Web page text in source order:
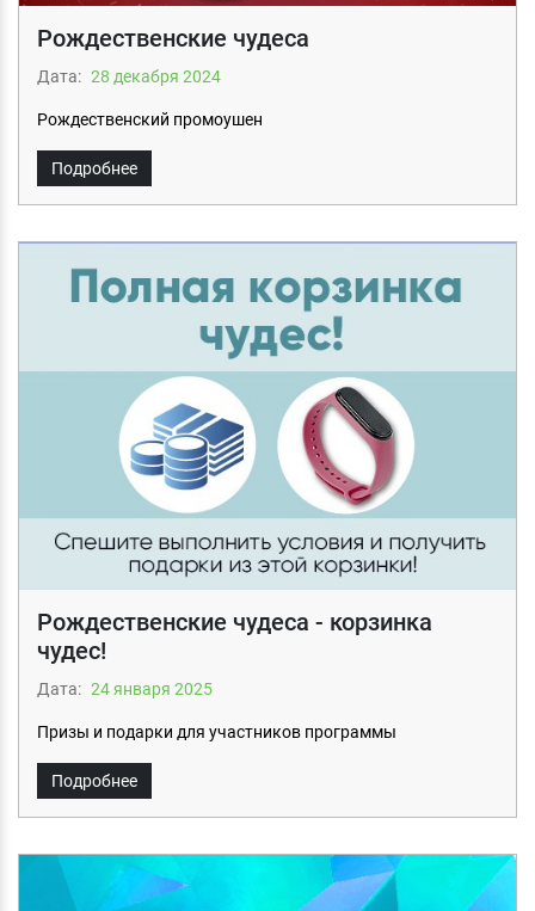
Рождественские чудеса
Дата: 28 декабря 2024
Рождественский промоушен
Подробнее
Рождественские чудеса - корзинка
чудес!
Дата: 24 января 2025
Призы и подарки для участников программы
Подробнее